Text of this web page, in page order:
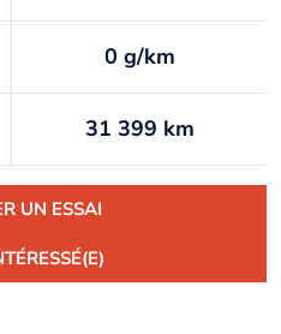
0 g/km
31 399 km
UN ESSAI